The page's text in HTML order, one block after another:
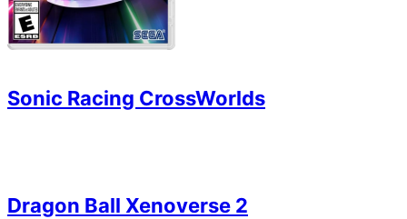
Sonic Racing CrossWorlds
Dragon Ball Xenoverse 2